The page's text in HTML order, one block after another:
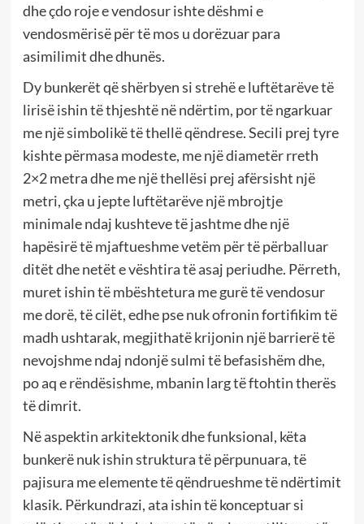
dhe çdo roje e vendosur ishte dëshmi e
vendosmërisë për të mos u dorëzuar para
asimilimit dhe dhunës.
Dy bunkerët që shërbyen si strehë e luftëtarëve të
lirisë ishin të thjeshtë në ndërtim, por të ngarkuar
me një simbolikë të thellë qëndrese. Secili prej tyre
kishte përmasa modeste, me një diametër rreth
2×2 metra dhe me një thellësi prej afërsisht një
metri, çka u jepte luftëtarëve një mbrojtje
minimale ndaj kushteve të jashtme dhe një
hapësirë të mjaftueshme vetëm për të përballuar
ditët dhe netët e vështira të asaj periudhe. Përreth,
muret ishin të mbështetura me gurë të vendosur
me dorë, të cilët, edhe pse nuk ofronin fortifikim të
madh ushtarak, megjithatë krijonin një barrierë të
nevojshme ndaj ndonjë sulmi të befasishëm dhe,
po aq e rëndësishme, mbanin larg të ftohtin therës
të dimrit.
Në aspektin arkitektonik dhe funksional, këta
bunkerë nuk ishin struktura të përpunuara, të
pajisura me elemente të qëndrueshme të ndërtimit
klasik. Përkundrazi, ata ishin të konceptuar si